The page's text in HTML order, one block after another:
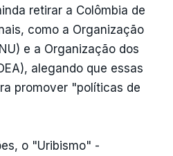
retirar a Colômbia de
como a Organização
e a Organização dos
alegando que essas
promover "políticas de
o "Uribismo" -